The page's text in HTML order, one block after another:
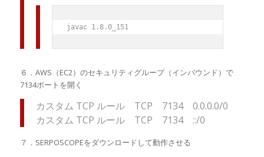
６．AWS（EC2）のセキュリティグループ（インバウンド）で
7134ポートを開く
カスタム TCP ルール TCP 7134 0.0.0.0/0
カスタム TCP ルール TCP 7134 ::/0
７．SERPOSCOPEをダウンロードして動作させる